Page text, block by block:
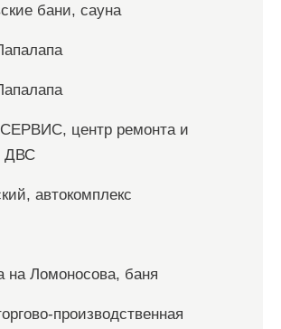
бани, сауна
центр ремонта и
ДВС
автокомплекс
на Ломоносова, баня
производственная